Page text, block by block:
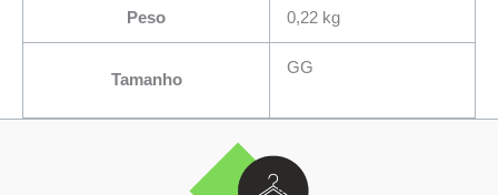
Peso 0,22 kg
Tamanho
GG